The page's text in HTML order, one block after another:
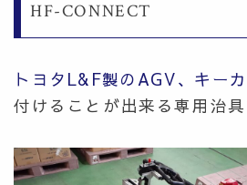
HF-CONNECT
トヨタL&F製のAGV、キー
付けることが出来る専用治具